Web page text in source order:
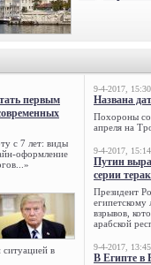
первым
с 7 лет: виды
оформление
ситуацией в
9-4-2017, 15:30
Названа
Похороны
апреля на
9-4-2017, 15:14
Путин
серии
Президент
египетскому
взрывов,
арабской
9-4-2017, 13:45
В Египте в